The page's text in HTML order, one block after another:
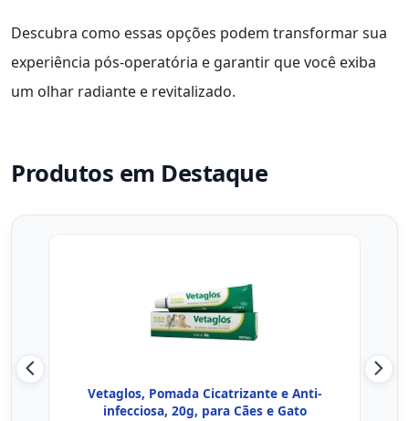
Descubra como essas opções podem transformar sua
experiência pós-operatória e garantir que você exiba
um olhar radiante e revitalizado.
Produtos em Destaque
Vetaglos, Pomada Cicatrizante e Anti-
infecciosa, 20g, para Cães e Gato